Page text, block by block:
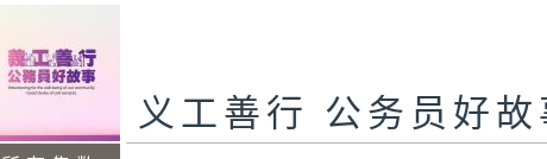
义工善行 公务员好故